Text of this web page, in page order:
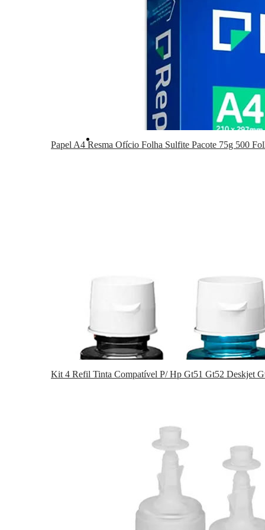
Contato
Papel A4 Resma Ofício Folha Sulfite Pacote 75g 500
Kit 4 Refil Tinta Compatível P/ Hp Gt51 Gt52 Deskjet